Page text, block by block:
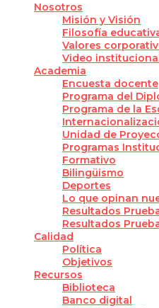
Nosotros
Misión y Visión
Filosofía
Valores
Video
Academia
Encuesta docente
Programa del
Programa de la
Unidad de
Programas
Formativo
Bilingüismo
Deportes
Lo que opinan
Resultados
Resultados
Calidad
Política
Objetivos
Recursos
Biblioteca
Banco digital